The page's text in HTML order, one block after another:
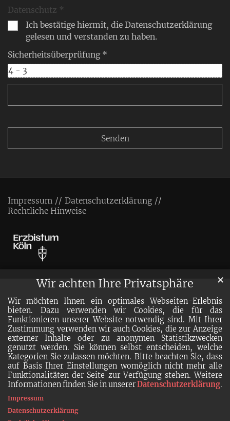
Wir achten Ihre Privatsphäre
Wir möchten Ihnen ein optimales Webseiten-Erlebnis
bieten. Dazu verwenden wir Cookies, die für das
Funktionieren unserer Website notwendig sind. Mit Ihrer
Zustimmung verwenden wir auch Cookies, die zur Anzeige
externer Inhalte oder zu anonymen Statistikzwecken
genutzt werden. Sie können selbst entscheiden, welche
Kategorien Sie zulassen möchten. Bitte beachten Sie, dass
auf Basis Ihrer Einstellungen womöglich nicht mehr alle
Funktionalitäten der Seite zur Verfügung stehen. Weitere
Informationen finden Sie in unsererDatenschutzerklärung.
✕
Impressum
Datenschutzerklärung
Datenschutz *
Ich bestätige hiermit, die Datenschutzerklärung
gelesen und verstanden zu haben.
Sicherheitsüberprüfung *
4 - 3
Impressum
Datenschutzerklärung
Rechtliche Hinweise